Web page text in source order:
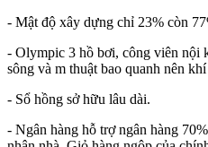
- Mật độ xây dựng chỉ 23% còn
- Olympic 3 hồ bơi, công viên nội
sông và m thuật bao quanh nên
- Sổ hồng sở hữu lâu dài.
- Ngân hàng hỗ trợ ngân hàng